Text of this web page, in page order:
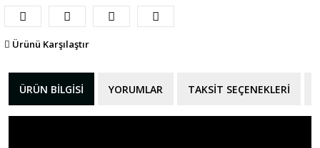
Ürünü Karşılaştır
ÜRÜN BILGISI YORUMLAR TAKSIT SEÇENEKLERI